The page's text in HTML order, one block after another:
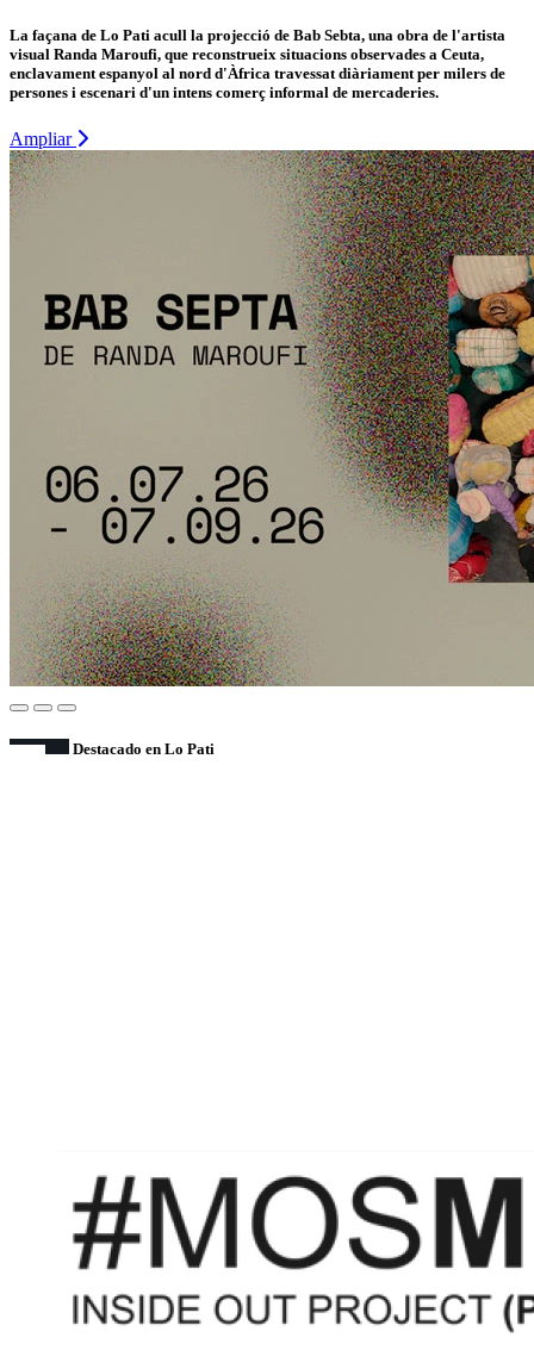
La façana de Lo Pati acull la projecció de Bab Sebta, una obra de l'artista
visual Randa Maroufi, que reconstrueix situacions observades a Ceuta,
enclavament espanyol al nord d'Àfrica travessat diàriament per milers de
persones i escenari d'un intens comerç informal de mercaderies.
Ampliar
Destacado en Lo Pati